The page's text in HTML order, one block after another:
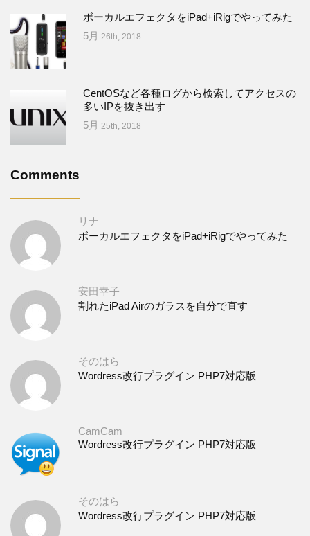
ボーカルエフェクタをiPad+iRigでやってみた
5月 26th, 2018
CentOSなど各種ログから検索してアクセスの
多いIPを抜き出す
5月 25th, 2018
Comments
リナ
ボーカルエフェクタをiPad+iRigでやってみた
安田幸子
割れたiPad Airのガラスを自分で直す
そのはら
Wordress改行プラグイン PHP7対応版
CamCam
Wordress改行プラグイン PHP7対応版
そのはら
Wordress改行プラグイン PHP7対応版